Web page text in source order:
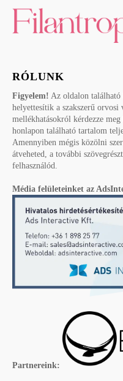
RÓLUNK
Figyelem! Az oldalon
helyettesítik a szakszerű
mellékhatásokról kérdezze
honlapon található tartalom
Amennyiben mégis közölni
átveheted, a további
felhasználód.
Média felületeinket az
Partnereink: